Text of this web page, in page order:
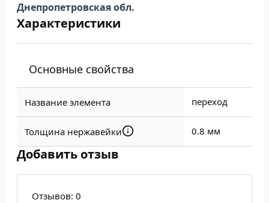
Днепропетровская обл.
Характеристики
Основные свойства
Название элемента переход
Толщина нержавейки 0.8 мм
Добавить отзыв
Отзывов: 0